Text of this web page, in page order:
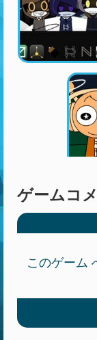
ゲームコ
このゲーム